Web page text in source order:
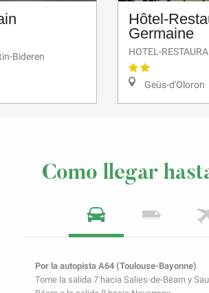
Bideren
Hôtel-
Germaine
HOTEL-
Geüs-d'Oloron
Como llegar
Por la autopista A64 (Toulouse-Bayonne)
Tome la salida 7 hacia Salies-de-Béarn y